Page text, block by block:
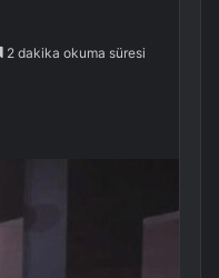
2 dakika okuma süresi